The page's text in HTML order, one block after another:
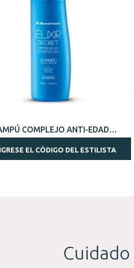
VISTA RÁPIDA
COMPLEJO ANTI-EDAD
350ML
EL CÓDIGO DEL ESTILISTA
Cuidado